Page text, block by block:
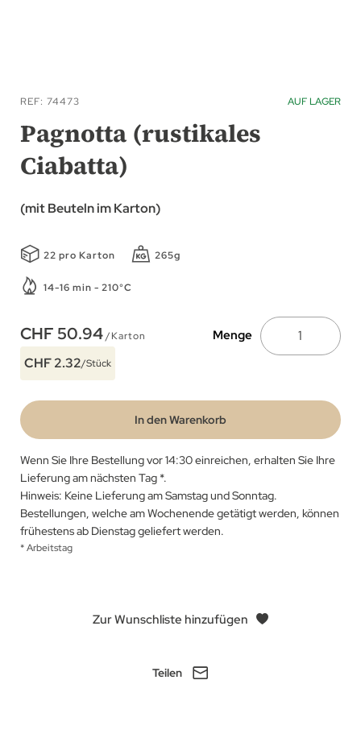
Anfang
der
Bildgalerie
springen
REF 74473 AUF LAGER
Pagnotta (rustikales
Ciabatta)
(mit Beuteln im Karton)
22 pro Karton 265g
14-16 min - 210°C
CHF 50.94/Karton
CHF 2.32/Stück
Menge
In den Warenkorb
Wenn Sie Ihre Bestellung vor 14:30 einreichen, erhalten Sie Ihre
Lieferung am nächsten Tag *.
Hinweis: Keine Lieferung am Samstag und Sonntag.
Bestellungen, welche am Wochenende getätigt werden, können
frühestens ab Dienstag geliefert werden.
* Arbeitstag
Zur Wunschliste hinzufügen
Teilen